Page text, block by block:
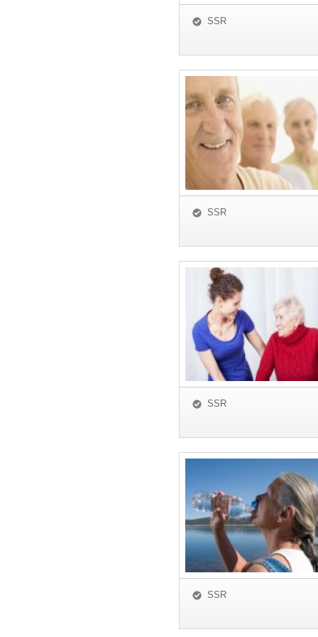
SSR
SSR
SSR
SSR